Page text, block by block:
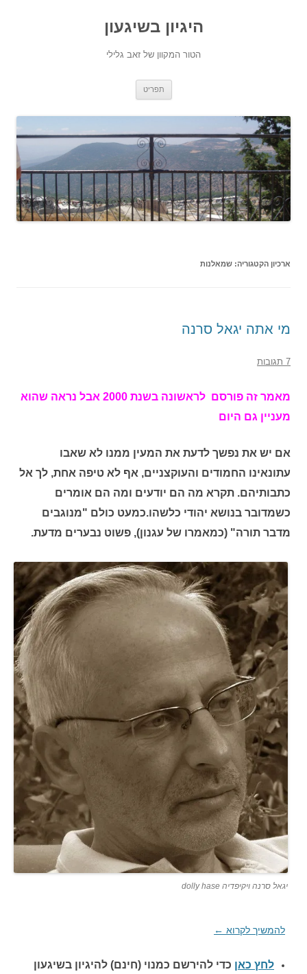
היגיון בשיגעון
הטור המקוון של זאב גלילי
תפריט
ארכיון הקטגוריה: שמאלנות
מי אתה יגאל סרנה
7 תגובות
מאמר זה פורסם לראשונה בשנת 2000 אבל נראה שהוא
מעניין גם היום
אם יש את נפשך לדעת את המעין ממנו לא שאבו
עתונאינו החמודים והעוקצניים, אף לא טיפה אחת, לך אל
כתבותיהם. תקרא מה הם יודעים ומה הם אומרים
כשמדובר בנושא יהודי כלשהו.כמעט כולם "מנוגבים
מדבר תורה" (כמאמרו של עגנון), פשוט נבערים מדעת.
יגאל סרנה ויקיפדיה dolly hase
להמשיך לקרוא ←
לחץ כאן כדי להירשם כמנוי (חינם) להיגיון בשיגעון